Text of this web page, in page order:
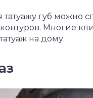
татуажу губ можно
Многие
на дому.